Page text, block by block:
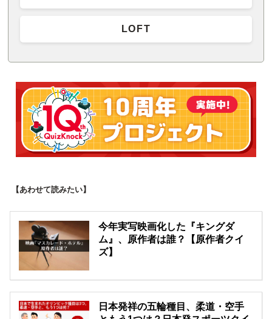
LOFT
【あわせて読みたい】
今年実写映画化した『キングダ
ム』、原作者は誰？【原作者クイ
ズ】
日本発祥の五輪種目、柔道・空手